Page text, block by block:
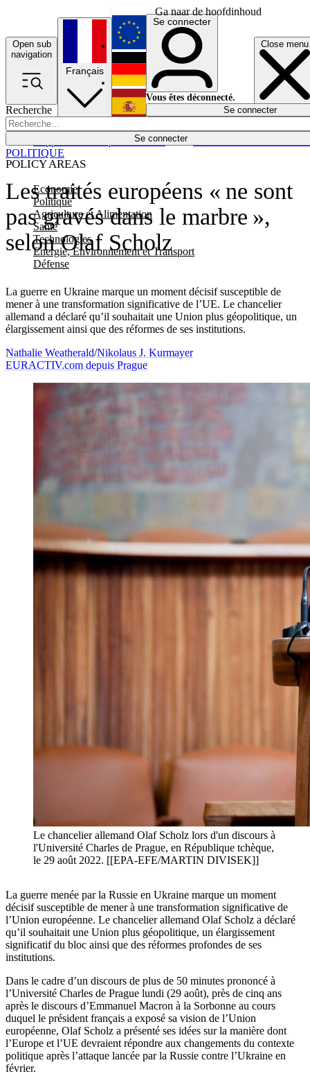
Ga naar de hoofdinhoud
Open sub
navigation
Close menu
Recherche
Se connecter
POLICY AREAS
Economie
Politique
Agriculture et Alimentation
Santé
Technologies
Energie, Environnement et Transport
Défense
Économie
Français
English
Deutsch
Español
Se connecter
Vous êtes déconnecté.
Se connecter
Les traités européens « ne sont
pas gravés dans le marbre »,
selon Olaf Scholz
La guerre en Ukraine marque un moment décisif susceptible de
mener à une transformation significative de l’UE. Le chancelier
allemand a déclaré qu’il souhaitait une Union plus géopolitique, un
élargissement ainsi que des réformes de ses institutions.
POLITIQUE
Nathalie Weatherald/Nikolaus J. Kurmayer
EURACTIV.com depuis Prague
Le chancelier allemand Olaf Scholz lors d'un discours à
l'Université Charles de Prague, en République tchèque,
le 29 août 2022. [[EPA-EFE/MARTIN DIVISEK]]
La guerre menée par la Russie en Ukraine marque un moment
décisif susceptible de mener à une transformation significative de
l’Union européenne. Le chancelier allemand Olaf Scholz a déclaré
qu’il souhaitait une Union plus géopolitique, un élargissement
significatif du bloc ainsi que des réformes profondes de ses
institutions.
Dans le cadre d’un discours de plus de 50 minutes prononcé à
l’Université Charles de Prague lundi (29 août), près de cinq ans
après le discours d’Emmanuel Macron à la Sorbonne au cours
duquel le président français a exposé sa vision de l’Union
européenne, Olaf Scholz a présenté ses idées sur la manière dont
l’Europe et l’UE devraient répondre aux changements du contexte
politique après l’attaque lancée par la Russie contre l’Ukraine en
février.